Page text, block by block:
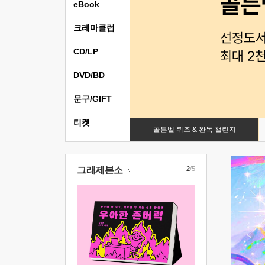
골든벨 퀴즈 & 완독 챌린지
eBook
크레마클럽
CD/LP
DVD/BD
문구/GIFT
티켓
그래제본소 2/5